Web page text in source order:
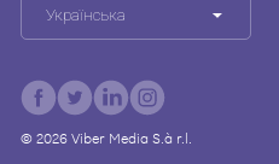
Українська
© 2026Viber Media S.à r.l.